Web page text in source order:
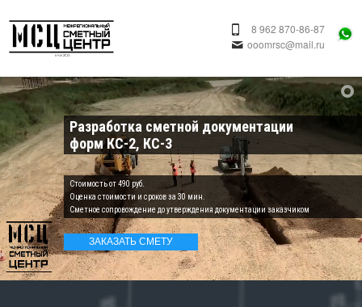
8 962 870-86-87
ooomrsc@mail.ru
Cтоимость от 490 руб.
Оценка стоимости и сроков за 30 мин.
Сметное сопровождение до утверждения документации заказчиком
Разработка сметной документации
форм КС-2, КС-3
ЗАКАЗАТЬ СМЕТУ